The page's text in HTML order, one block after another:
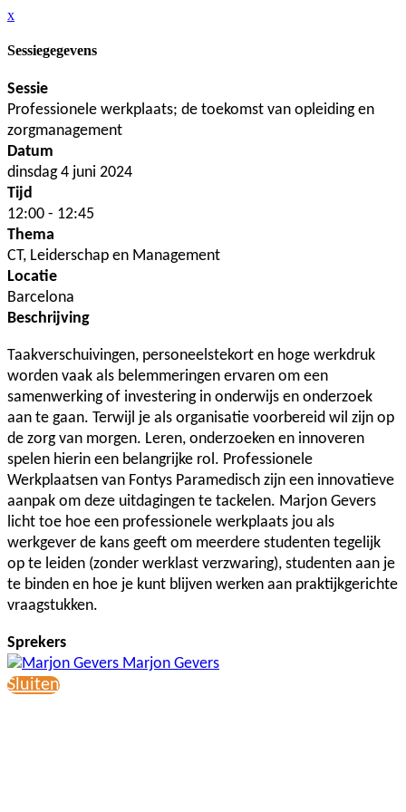
x
Sessiegegevens
Sessie
Professionele werkplaats; de toekomst van opleiding en
zorgmanagement
Datum
dinsdag 4 juni 2024
Tijd
12:00 - 12:45
Thema
CT, Leiderschap en Management
Locatie
Barcelona
Beschrijving
Taakverschuivingen, personeelstekort en hoge werkdruk
worden vaak als belemmeringen ervaren om een
samenwerking of investering in onderwijs en onderzoek
aan te gaan. Terwijl je als organisatie voorbereid wil zijn op
de zorg van morgen. Leren, onderzoeken en innoveren
spelen hierin een belangrijke rol. Professionele
Werkplaatsen van Fontys Paramedisch zijn een innovatieve
aanpak om deze uitdagingen te tackelen. Marjon Gevers
licht toe hoe een professionele werkplaats jou als
werkgever de kans geeft om meerdere studenten tegelijk
op te leiden (zonder werklast verzwaring), studenten aan je
te binden en hoe je kunt blijven werken aan praktijkgerichte
vraagstukken.
Sprekers
Marjon Gevers
Sluiten